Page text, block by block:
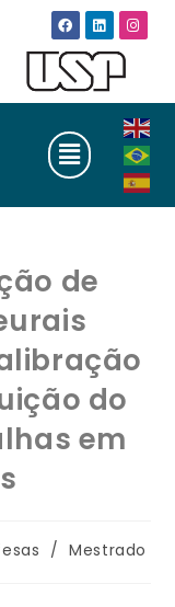
de
do
em
/ Mestrado